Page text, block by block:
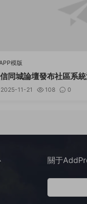
模版
同城論壇發布社區系
開源uniapp修複版
2025-11-21 108 0
關于